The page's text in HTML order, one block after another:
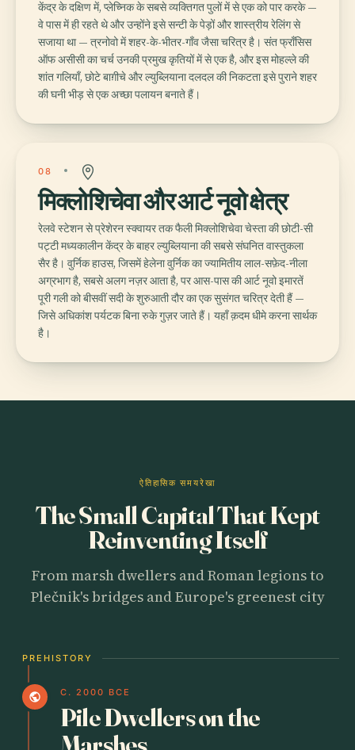
केंद्र के दक्षिण में, प्लेच्निक के सबसे व्यक्तिगत पुलों में से एक को पार करके —
वे पास में ही रहते थे और उन्होंने इसे सन्टी के पेड़ों और शास्त्रीय रेलिंग से
सजाया था — त्रनोवो में शहर-के-भीतर-गाँव जैसा चरित्र है। संत फ्राँसिस
ऑफ असीसी का चर्च उनकी प्रमुख कृतियों में से एक है, और इस मोहल्ले की
शांत गलियाँ, छोटे बाग़ीचे और ल्युब्लियाना दलदल की निकटता इसे पुराने शहर
की घनी भीड़ से एक अच्छा पलायन बनाते हैं।
08
मिक्लोशिचेवा और आर्ट नूवो क्षेत्र
रेलवे स्टेशन से प्रेशेरन स्क्वायर तक फैली मिक्लोशिचेवा चेस्ता की छोटी-सी
पट्टी मध्यकालीन केंद्र के बाहर ल्युब्लियाना की सबसे संघनित वास्तुकला
सैर है। वुर्निक हाउस, जिसमें हेलेना वुर्निक का ज्यामितीय लाल-सफ़ेद-नीला
अग्रभाग है, सबसे अलग नज़र आता है, पर आस-पास की आर्ट नूवो इमारतें
पूरी गली को बीसवीं सदी के शुरुआती दौर का एक सुसंगत चरित्र देती हैं —
जिसे अधिकांश पर्यटक बिना रुके गुज़र जाते हैं। यहाँ क़दम धीमे करना सार्थक
है।
ऐतिहासिक समयरेखा
The Small Capital That Kept
Reinventing Itself
From marsh dwellers and Roman legions to
Plečnik's bridges and Europe's greenest city
PREHISTORY
public C. 2000 BCE
Pile Dwellers on the
Marshes